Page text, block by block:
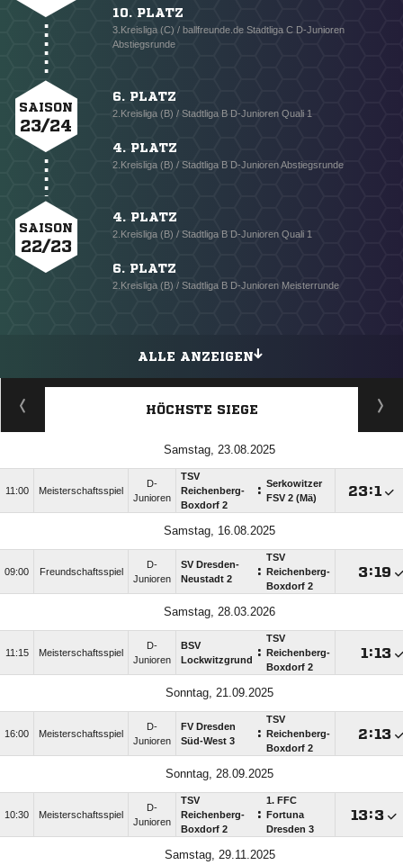
10. PLATZ
3.Kreisliga (C) / ballfreunde.de Stadtliga C D-Junioren
Abstiegsrunde
SAISON
23/24
6. PLATZ
2.Kreisliga (B) / Stadtliga B D-Junioren Quali 1
4. PLATZ
2.Kreisliga (B) / Stadtliga B D-Junioren Abstiegsrunde
SAISON
22/23
4. PLATZ
2.Kreisliga (B) / Stadtliga B D-Junioren Quali 1
6. PLATZ
2.Kreisliga (B) / Stadtliga B D-Junioren Meisterrunde
ALLE ANZEIGEN
HÖCHSTE SIEGE
Samstag, 23.08.2025
11:00 Meisterschaftsspiel
D-
Junioren
TSV
Reichenberg-
Boxdorf 2
: Serkowitzer
FSV 2 (Mä)
:
Samstag, 16.08.2025
09:00 Freundschaftsspiel
D-
Junioren
SV Dresden-
Neustadt 2
:
TSV
Reichenberg-
Boxdorf 2
:
Samstag, 28.03.2026
11:15 Meisterschaftsspiel
D-
Junioren
BSV
Lockwitzgrund
:
TSV
Reichenberg-
Boxdorf 2
:
Sonntag, 21.09.2025
16:00 Meisterschaftsspiel
D-
Junioren
FV Dresden
Süd-West 3
:
TSV
Reichenberg-
Boxdorf 2
:
Sonntag, 28.09.2025
10:30 Meisterschaftsspiel
D-
Junioren
TSV
Reichenberg-
Boxdorf 2
:
1. FFC
Fortuna
Dresden 3
:
Samstag, 29.11.2025